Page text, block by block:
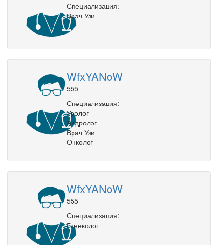
Специализация:
Врач Узи
WfxYANoW
555
Специализация:
Уролог
Андролог
Врач Узи
Онколог
WfxYANoW
555
Специализация:
Гинеколог